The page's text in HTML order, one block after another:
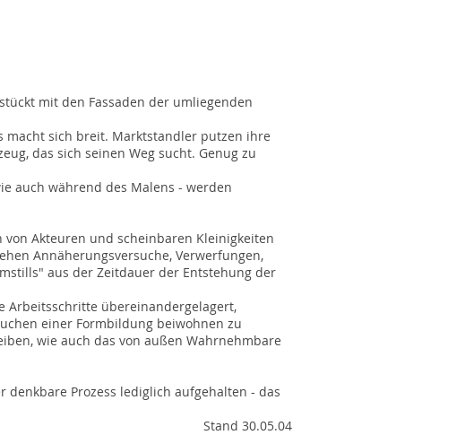
mit den Fassaden der umliegenden
macht sich breit. Marktstandler putzen ihre
das sich seinen Weg sucht. Genug zu
auch während des Malens - werden
Akteuren und scheinbaren Kleinigkeiten
Annäherungsversuche, Verwerfungen,
aus der Zeitdauer der Entstehung der
Arbeitsschritte übereinandergelagert,
einer Formbildung beiwohnen zu
wie auch das von außen Wahrnehmbare
Prozess lediglich aufgehalten - das
Stand 30.05.04